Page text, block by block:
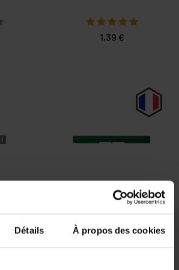
Détails À propos des cookies
1,39 €
PRIX DEGRESSIF
Passages 5.5 Nicot